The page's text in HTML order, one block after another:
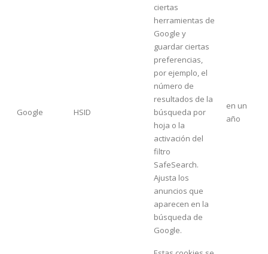
Google HSID
ciertas
herramientas de
Google y
guardar ciertas
preferencias,
por ejemplo, el
número de
resultados de la
búsqueda por
hoja o la
activación del
filtro
SafeSearch.
Ajusta los
anuncios que
aparecen en la
búsqueda de
Google.
en un
año